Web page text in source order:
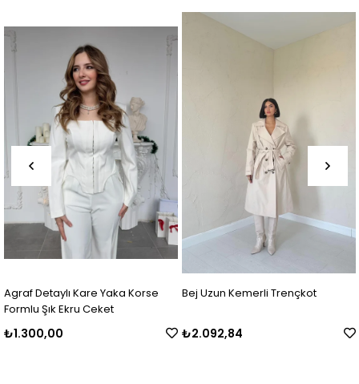
Korse Bej Uzun Kemerli Trençkot Garnili Trençkot Haki-